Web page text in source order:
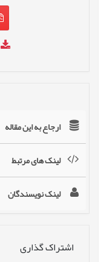
ارجاع به این مقاله
لینک های مرتبط
لینک نویسندگان
اشتراک گذاری